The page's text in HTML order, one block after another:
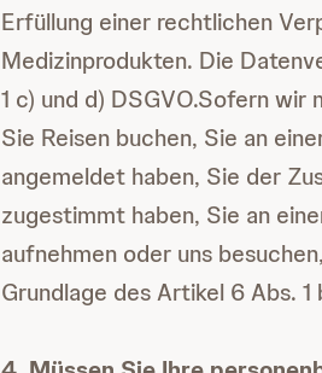
Erfüllung einer rechtlichen
Medizinprodukten. Die
1 c) und d) DSGVO.Sofern
Sie Reisen buchen, Sie an
angemeldet haben, Sie der
zugestimmt haben, Sie an
aufnehmen oder uns
Grundlage des Artikel 6 Abs. 1